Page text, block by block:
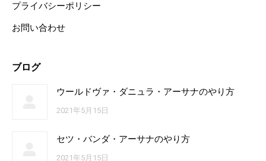
プライバシーポリシー
お問い合わせ
ブログ
ウールドヴァ・ダニュラ・アーサナのやり方
2021年5月15日
セツ・バンダ・アーサナのやり方
2021年5月15日